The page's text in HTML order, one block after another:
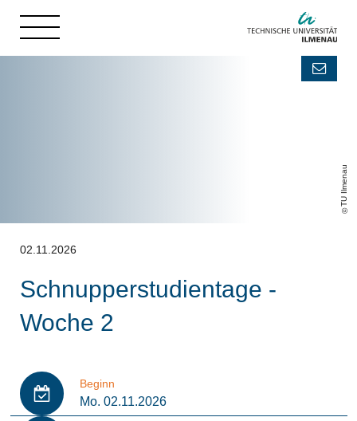
TU Ilmenau
02.11.2026
Schnupperstudientage -
Woche 2
Beginn
Mo. 02.11.2026